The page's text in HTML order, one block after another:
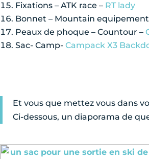
Fixations – ATK race – RT lady
Bonnet – Mountain equipement
Peaux de phoque – Countour –
Sac- Camp- Campack X3
Et vous que mettez vous dans
Ci-dessous, un diaporama de